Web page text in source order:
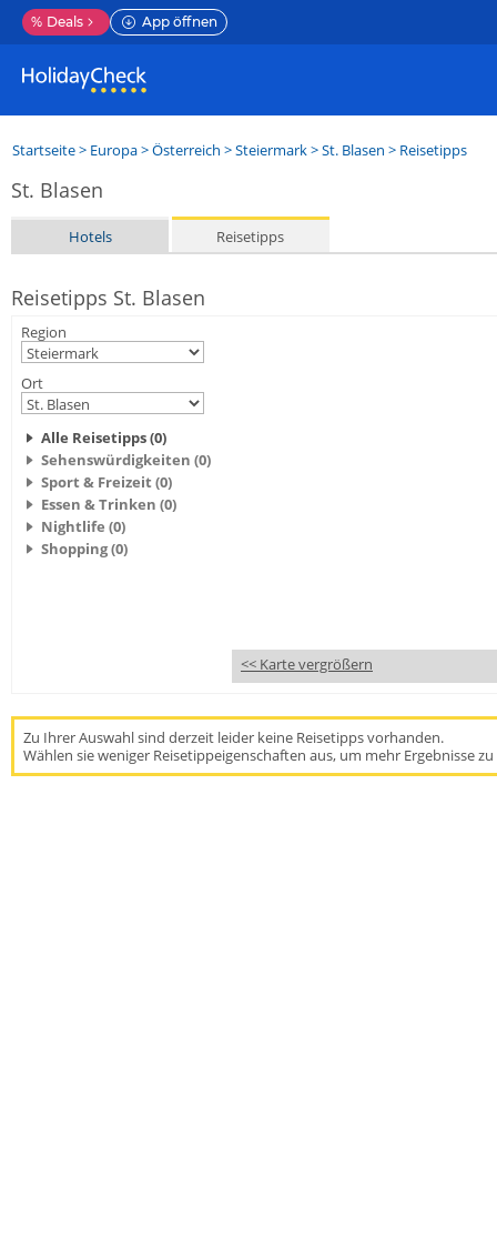
% Deals App öffnen
Startseite> Europa>Österreich >Steiermark>St. Blasen > Reisetipps
St. Blasen
Hotels Reisetipps
Reisetipps St. Blasen
Region
Ort
Alle Reisetipps (0)
Sehenswürdigkeiten (0)
Sport & Freizeit (0)
Essen & Trinken (0)
Nightlife (0)
Shopping (0)
<< Karte vergrößern
Zu Ihrer Auswahl sind derzeit leider keine Reisetipps vorhanden.
Wählen sie weniger Reisetippeigenschaften aus, um mehr Ergebnisse